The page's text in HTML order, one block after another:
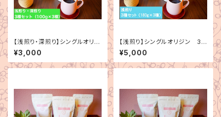
【浅煎り・深煎り】シングルオリジ
ン 3種セット（100g×3種）
¥3,000
【浅煎り】シングルオリジン 3
種セット（180g×3種）
¥5,000